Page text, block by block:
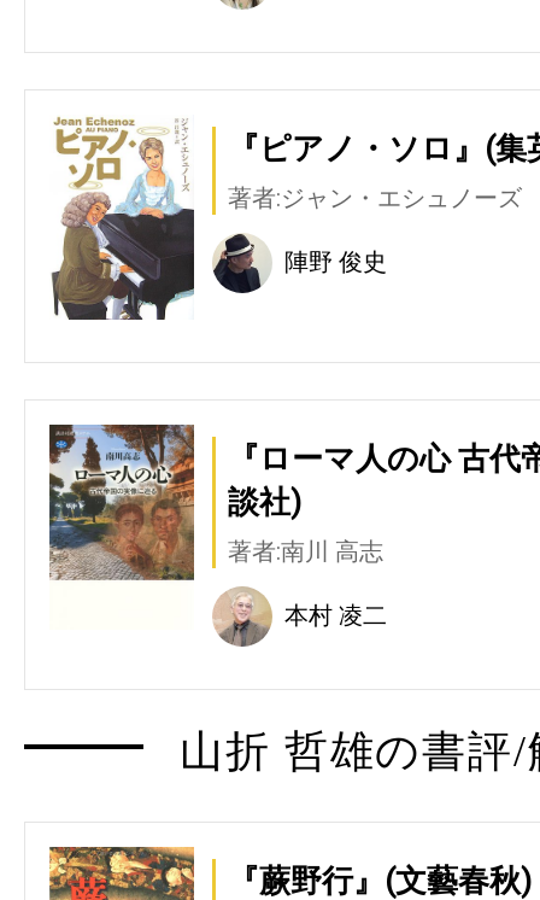
『ピアノ・ソロ』(集
著者:ジャン・エシュノーズ
陣野 俊史
『ローマ人の心 古
談社)
著者:南川 高志
本村 凌二
山折 哲雄の書評
『蕨野行』(文藝春秋)